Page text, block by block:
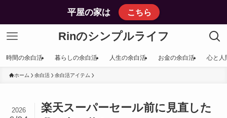
平屋の家は こちら
Rinのシンプルライフ
時間の余白活 暮らしの余白活 人生の余白活 お金の余白活 心と人
ホーム 余白活 余白活アイテム
楽天スーパーセール前に見直した
2026